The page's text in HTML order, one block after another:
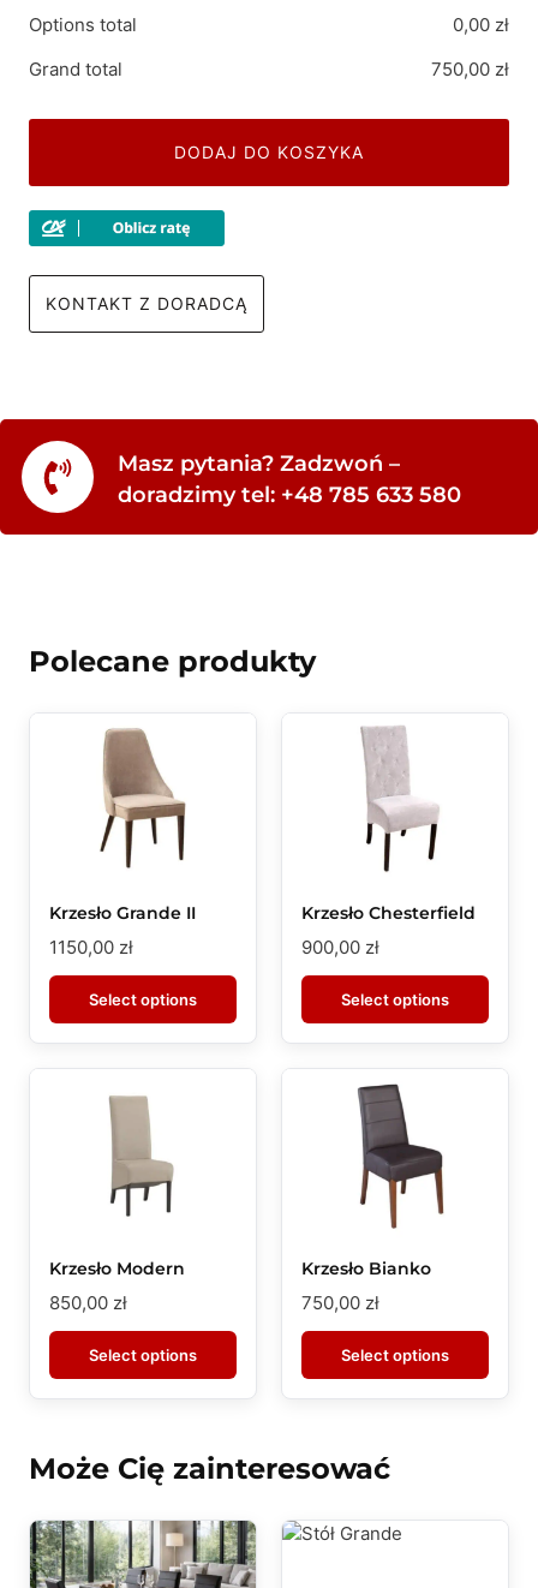
Options total 0,00 zł
Grand total
750,00 zł
DODAJ DO KOSZYKA
KONTAKT Z DORADCĄ
Masz pytania? Zadzwoń –
doradzimy tel: +48 785 633 580
Polecane produkty
Krzesło Grande II
1150,00 zł
Select options
Krzesło Chesterfield
900,00 zł
Select options
Krzesło Modern
850,00 zł
Select options
Krzesło Bianko
750,00 zł
Select options
Może Cię zainteresować